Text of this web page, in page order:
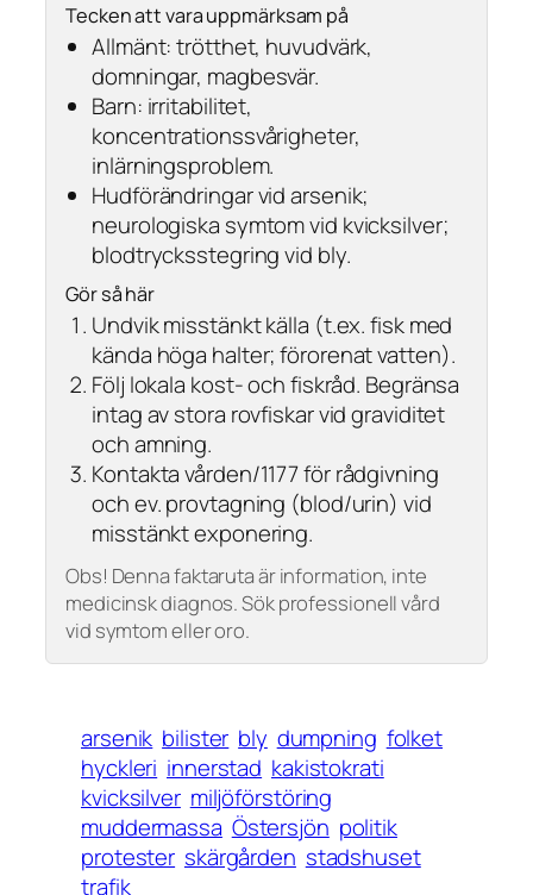
Tecken att vara uppmärksam på
Allmänt: trötthet, huvudvärk,
domningar, magbesvär.
Barn: irritabilitet,
koncentrationssvårigheter,
inlärningsproblem.
Hudförändringar vid arsenik;
neurologiska symtom vid kvicksilver;
blodtrycksstegring vid bly.
Gör så här
Undvik misstänkt källa (t.ex. fisk med
kända höga halter; förorenat vatten).
Följ lokala kost- och fiskråd. Begränsa
intag av stora rovfiskar vid graviditet
och amning.
Kontakta vården/1177 för rådgivning
och ev. provtagning (blod/urin) vid
misstänkt exponering.
Obs! Denna faktaruta är information, inte
medicinsk diagnos. Sök professionell vård
vid symtom eller oro.
arsenik bilister bly dumpning folket
hyckleri innerstad kakistokrati
kvicksilver miljöförstöring
muddermassa Östersjön politik
protester skärgården stadshuset
trafik